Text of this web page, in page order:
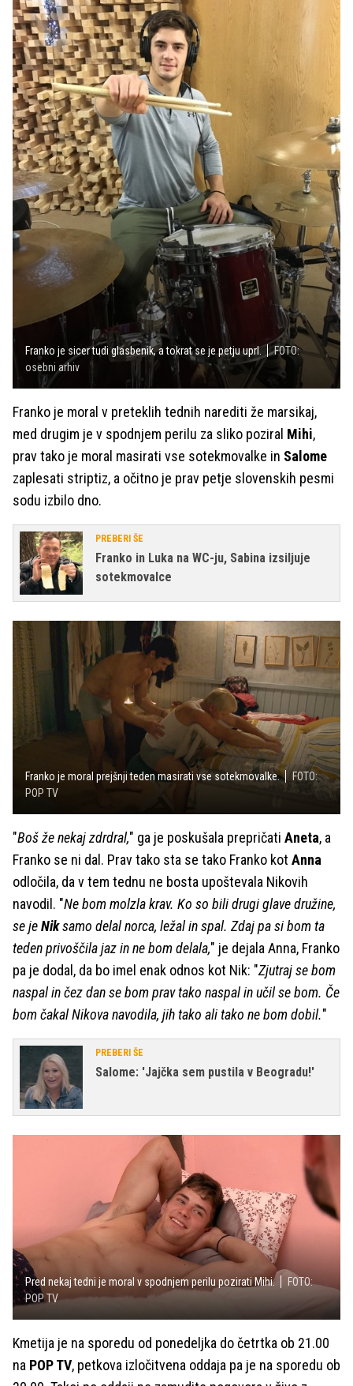
Franko je sicer tudi glasbenik, a tokrat se je petju uprl.
FOTO:
osebni arhiv
Franko je moral v preteklih tednih narediti že marsikaj,
med drugim je v spodnjem perilu za sliko poziral Mihi,
prav tako je moral masirati vse sotekmovalke in Salome
zaplesati striptiz, a očitno je prav petje slovenskih pesmi
sodu izbilo dno.
PREBERI ŠE
Franko in Luka na WC-ju, Sabina izsiljuje
sotekmovalce
Franko je moral prejšnji teden masirati vse sotekmovalke.
FOTO:
POP TV
"Boš že nekaj zdrdral," ga je poskušala prepričati Aneta, a
Franko se ni dal. Prav tako sta se tako Franko kot Anna
odločila, da v tem tednu ne bosta upoštevala Nikovih
navodil. "Ne bom molzla krav. Ko so bili drugi glave družine,
se jeNiksamo delal norca, ležal in spal. Zdaj pa si bom ta
teden privoščila jaz in ne bom delala," je dejala Anna, Franko
pa je dodal, da bo imel enak odnos kot Nik: "Zjutraj se bom
naspal in čez dan se bom prav tako naspal in učil se bom. Če
bom čakal Nikova navodila, jih tako ali tako ne bom dobil."
PREBERI ŠE
Salome: 'Jajčka sem pustila v Beogradu!'
Pred nekaj tedni je moral v spodnjem perilu pozirati Mihi.
FOTO:
POP TV
Kmetija je na sporedu od ponedeljka do četrtka ob 21.00
na POP TV, petkova izločitvena oddaja pa je na sporedu ob